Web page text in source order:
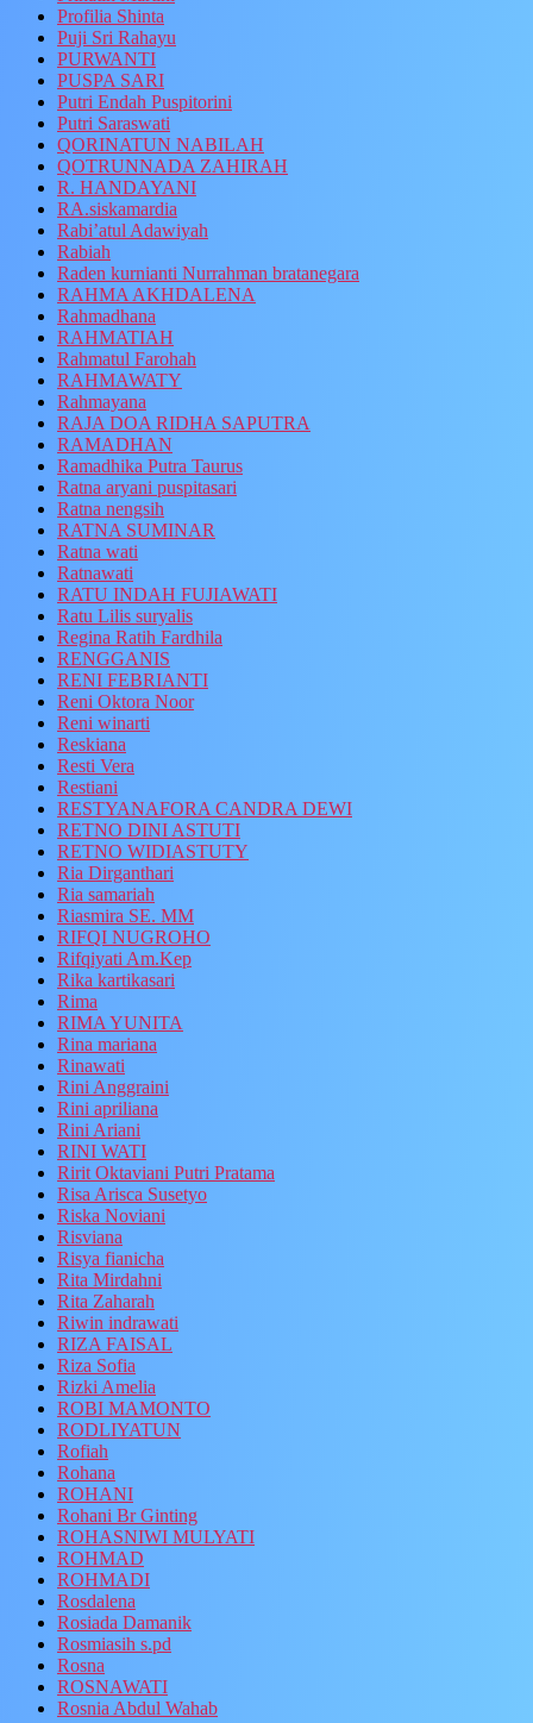
Profilia Shinta
Puji Sri Rahayu
PURWANTI
PUSPA SARI
Putri Endah Puspitorini
Putri Saraswati
QORINATUN NABILAH
QOTRUNNADA ZAHIRAH
R. HANDAYANI
RA.siskamardia
Rabi’atul Adawiyah
Rabiah
Raden kurnianti Nurrahman bratanegara
RAHMA AKHDALENA
Rahmadhana
RAHMATIAH
Rahmatul Farohah
RAHMAWATY
Rahmayana
RAJA DOA RIDHA SAPUTRA
RAMADHAN
Ramadhika Putra Taurus
Ratna aryani puspitasari
Ratna nengsih
RATNA SUMINAR
Ratna wati
Ratnawati
RATU INDAH FUJIAWATI
Ratu Lilis suryalis
Regina Ratih Fardhila
RENGGANIS
RENI FEBRIANTI
Reni Oktora Noor
Reni winarti
Reskiana
Resti Vera
Restiani
RESTYANAFORA CANDRA DEWI
RETNO DINI ASTUTI
RETNO WIDIASTUTY
Ria Dirganthari
Ria samariah
Riasmira SE. MM
RIFQI NUGROHO
Rifqiyati Am.Kep
Rika kartikasari
Rima
RIMA YUNITA
Rina mariana
Rinawati
Rini Anggraini
Rini apriliana
Rini Ariani
RINI WATI
Ririt Oktaviani Putri Pratama
Risa Arisca Susetyo
Riska Noviani
Risviana
Risya fianicha
Rita Mirdahni
Rita Zaharah
Riwin indrawati
RIZA FAISAL
Riza Sofia
Rizki Amelia
ROBI MAMONTO
RODLIYATUN
Rofiah
Rohana
ROHANI
Rohani Br Ginting
ROHASNIWI MULYATI
ROHMAD
ROHMADI
Rosdalena
Rosiada Damanik
Rosmiasih s.pd
Rosna
ROSNAWATI
Rosnia Abdul Wahab